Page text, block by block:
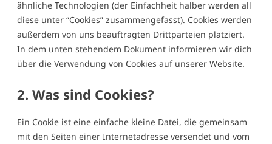
ähnliche Technologien (der Einfachheit halber werden all
diese unter “Cookies” zusammengefasst). Cookies werden
außerdem von uns beauftragten Drittparteien platziert.
In dem unten stehendem Dokument informieren wir dich
über die Verwendung von Cookies auf unserer Website.
2. Was sind Cookies?
Ein Cookie ist eine einfache kleine Datei, die gemeinsam
mit den Seiten einer Internetadresse versendet und vom